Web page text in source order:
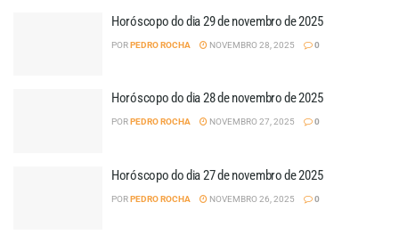
Horóscopo do dia 29 de novembro de 2025
PORPEDRO ROCHA NOVEMBRO 28, 2025 0
Horóscopo do dia 28 de novembro de 2025
PORPEDRO ROCHA NOVEMBRO 27, 2025 0
Horóscopo do dia 27 de novembro de 2025
PORPEDRO ROCHA NOVEMBRO 26, 2025 0